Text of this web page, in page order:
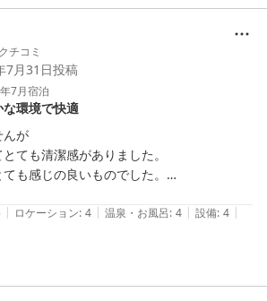
チコミ
7月31日投稿
7月宿泊
環境で快適
んが
ても清潔感がありました。
も感じの良いものでした。
えず静かに過ごすことができました。
| ロケーション: 4 | 温泉・お風呂: 4 | 設備: 4 |